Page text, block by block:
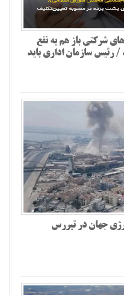
شرکتی باز هم به نفع
/ رئیس سازمان اداری باید
جهان در تیررس